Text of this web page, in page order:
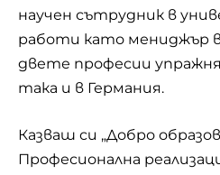
научен сътрудник в
работи като мениджър
двете професии
така и в Германия.
Казваш си „Добро
Професионална